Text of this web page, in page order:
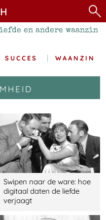
en andere waanzin
SUCCES WAANZIN
Swipen naar de ware: hoe
digitaal daten de liefde
verjaagt